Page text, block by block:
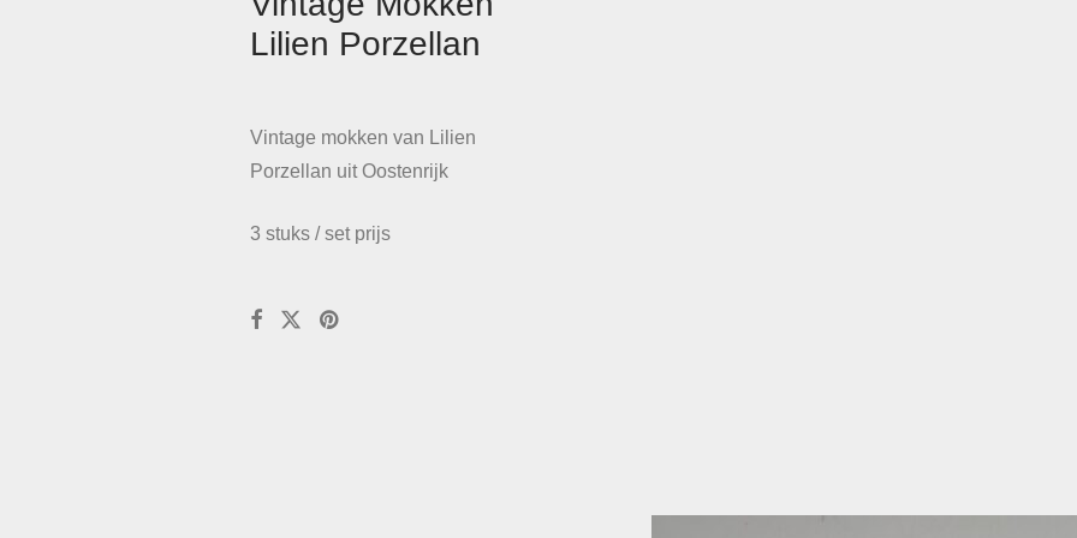
Lilien Porzellan
Vintage mokken van Lilien
Porzellan uit Oostenrijk
3 stuks / set prijs